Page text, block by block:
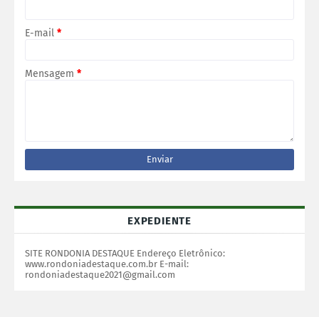
E-mail *
Mensagem *
EXPEDIENTE
SITE RONDONIA DESTAQUE Endereço Eletrônico:
www.rondoniadestaque.com.br E-mail:
rondoniadestaque2021@gmail.com